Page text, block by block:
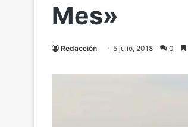
Mes»
Redacción 5 julio, 2018 0